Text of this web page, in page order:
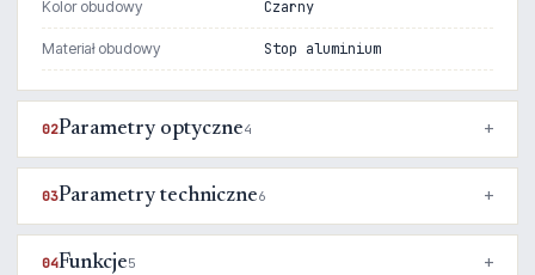
Kolor obudowy Czarny
Materiał obudowy Stop aluminium
02Parametry optyczne4
03Parametry techniczne6
04Funkcje5